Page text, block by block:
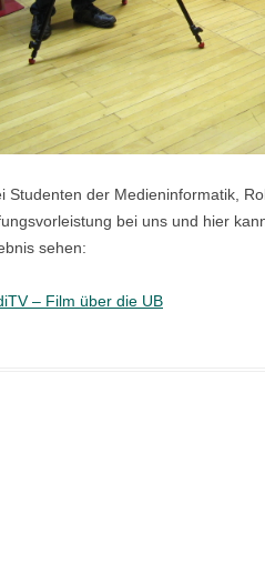
Studenten der Medieninformatik,
bei uns und hier
sehen:
– Film über die UB